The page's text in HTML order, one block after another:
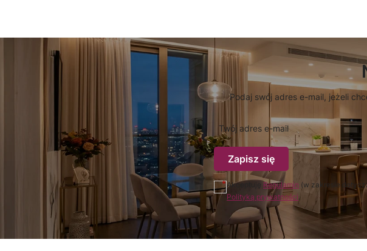
Podaj swój adres e-mail, jeżeli
Twój adres e-mail
Zapisz się
Akceptuję Regulamin (w zakresie
Polityką prywatności